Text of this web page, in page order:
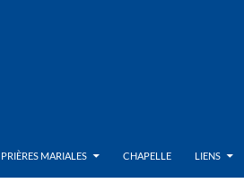
PRIÈRES MARIALES CHAPELLE LIENS